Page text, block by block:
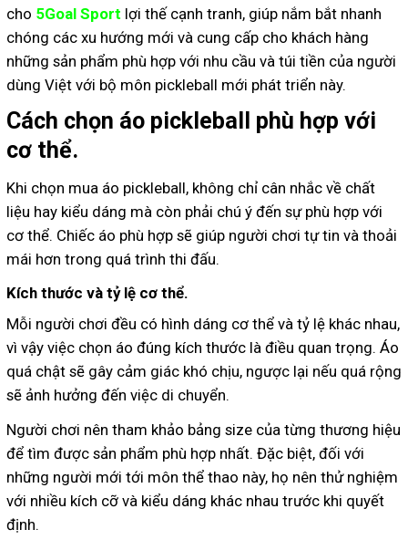
cho 5Goal Sport lợi thế cạnh tranh, giúp nắm bắt nhanh
chóng các xu hướng mới và cung cấp cho khách hàng
những sản phẩm phù hợp với nhu cầu và túi tiền của người
dùng Việt với bộ môn pickleball mới phát triển này.
Cách chọn áo pickleball phù hợp với
cơ thể.
Khi chọn mua áo pickleball, không chỉ cân nhắc về chất
liệu hay kiểu dáng mà còn phải chú ý đến sự phù hợp với
cơ thể. Chiếc áo phù hợp sẽ giúp người chơi tự tin và thoải
mái hơn trong quá trình thi đấu.
Kích thước và tỷ lệ cơ thể.
Mỗi người chơi đều có hình dáng cơ thể và tỷ lệ khác nhau,
vì vậy việc chọn áo đúng kích thước là điều quan trọng. Áo
quá chật sẽ gây cảm giác khó chịu, ngược lại nếu quá rộng
sẽ ảnh hưởng đến việc di chuyển.
Người chơi nên tham khảo bảng size của từng thương hiệu
để tìm được sản phẩm phù hợp nhất. Đặc biệt, đối với
những người mới tới môn thể thao này, họ nên thử nghiệm
với nhiều kích cỡ và kiểu dáng khác nhau trước khi quyết
định.